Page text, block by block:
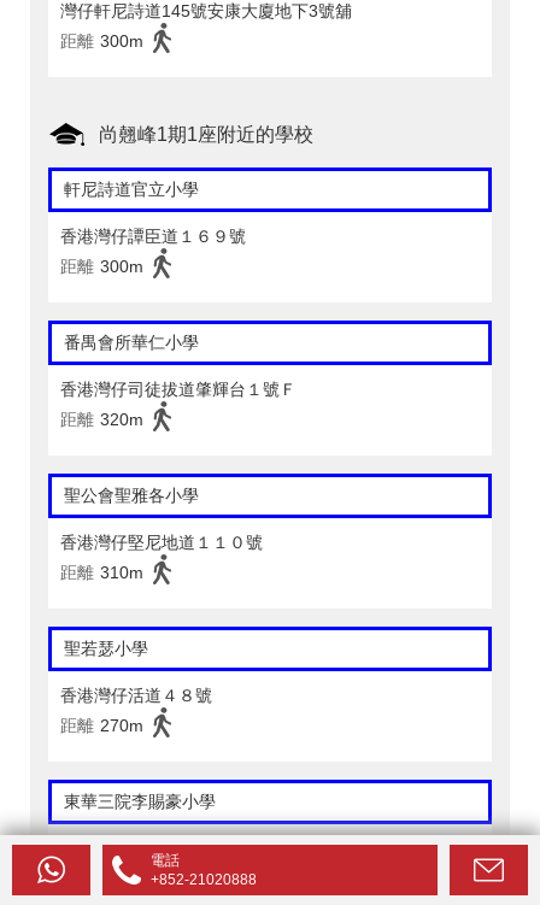
灣仔軒尼詩道145號安康大廈地下3號舖
距離 300m
尚翹峰1期1座附近的學校
軒尼詩道官立小學
香港灣仔譚臣道１６９號
距離 300m
番禺會所華仁小學
香港灣仔司徒拔道肇輝台１號Ｆ
距離 320m
聖公會聖雅各小學
香港灣仔堅尼地道１１０號
距離 310m
聖若瑟小學
香港灣仔活道４８號
距離 270m
東華三院李賜豪小學
香港灣仔皇后大道東２８０號
距離
320m
電話
+852-21020888